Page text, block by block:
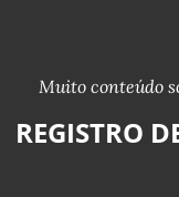
Muito conteúdo
REGISTRO